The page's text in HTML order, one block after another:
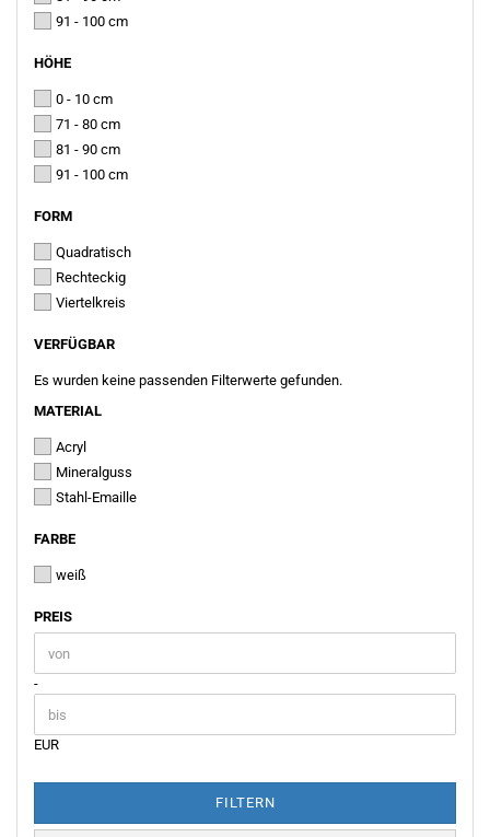
91 - 100 cm
HÖHE
HÖHE
0 - 10 cm
71 - 80 cm
81 - 90 cm
91 - 100 cm
FORM
FORM
Quadratisch
Rechteckig
Viertelkreis
VERFÜGBAR
VERFÜGBAR
Es wurden keine passenden Filterwerte gefunden.
MATERIAL
MATERIAL
Acryl
Mineralguss
Stahl-Emaille
FARBE
FARBE
weiß
PREIS
PREIS
Preis bis
-
EUR
FILTERN